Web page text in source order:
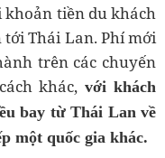
khoản tiền du khách
Thái Lan. Phí mới
trên các chuyến
khác, với khách
bay từ Thái Lan về
một quốc gia khác.